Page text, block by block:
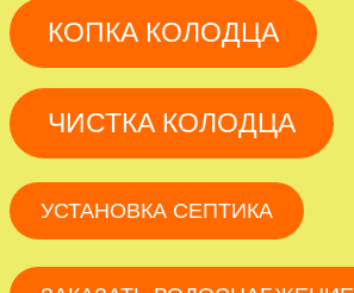
КОПКА КОЛОДЦА
ЧИСТКА КОЛОДЦА
УСТАНОВКА СЕПТИКА